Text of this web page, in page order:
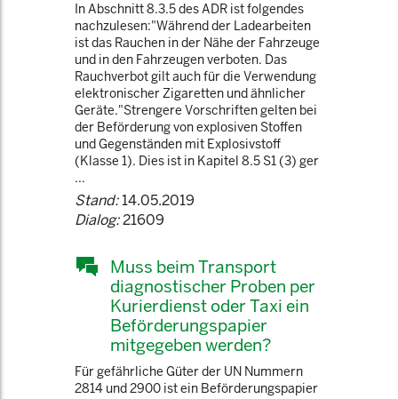
In Abschnitt 8.3.5 des ADR ist folgendes
nachzulesen:"Während der Ladearbeiten
ist das Rauchen in der Nähe der Fahrzeuge
und in den Fahrzeugen verboten. Das
Rauchverbot gilt auch für die Verwendung
elektronischer Zigaretten und ähnlicher
Geräte."Strengere Vorschriften gelten bei
der Beförderung von explosiven Stoffen
und Gegenständen mit Explosivstoff
(Klasse 1). Dies ist in Kapitel 8.5 S1 (3) ger
...
Stand:14.05.2019
Dialog:21609
Muss beim Transport
diagnostischer Proben per
Kurierdienst oder Taxi ein
Beförderungspapier
mitgegeben werden?
Für gefährliche Güter der UN Nummern
2814 und 2900 ist ein Beförderungspapier